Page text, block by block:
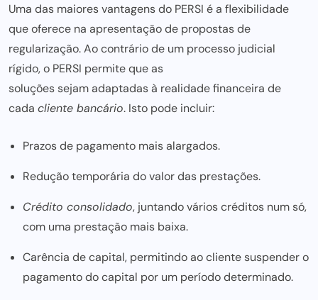
Uma das maiores vantagens do PERSI é a flexibilidade
que oferece na apresentação de propostas de
regularização. Ao contrário de um processo judicial
rígido, o PERSI permite que as
soluções sejam adaptadas à realidade financeira de
cada cliente bancário. Isto pode incluir:
Prazos de pagamento mais alargados.
Redução temporária do valor das prestações.
Crédito consolidado, juntando vários créditos num só,
com uma prestação mais baixa.
Carência de capital, permitindo ao cliente suspender o
pagamento do capital por um período determinado.